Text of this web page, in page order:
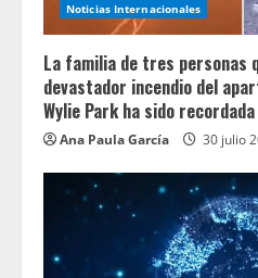
Noticias Internacionales
La familia de tres personas
devastador incendio del
Wylie Park ha sido
Ana Paula García 30 julio